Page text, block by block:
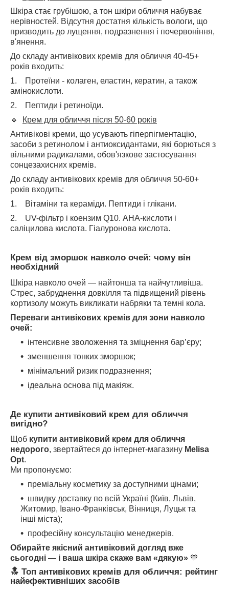
Шкіра стає грубішою, а тон шкіри обличчя набуває
нерівностей. Відсутня достатня кількість вологи, що
призводить до лущення, подразнення і почервоніння,
в'янення.
До складу антивікових кремів для обличчя 40-45+
років входить:
1. Протеїни - колаген, еластин, кератин, а також
амінокислоти.
2. Пептиди і ретиноїди.
🔹
Крем для обличчя після 50-60 років
Антивікові креми, що усувають гіперпігментацію,
засоби з ретинолом і антиоксидантами, які борються з
вільними радикалами, обов'язкове застосування
сонцезахисних кремів.
До складу антивікових кремів для обличчя 50-60+
років входить:
1. Вітаміни та кераміди. Пептиди і глікани.
2. UV-фільтр і коензим Q10. АНА-кислоти і
саліцилова кислота. Гіалуронова кислота.
Крем від зморшок навколо очей: чому він
необхідний
Шкіра навколо очей — найтонша та найчутливіша.
Стрес, забруднення довкілля та підвищений рівень
кортизолу можуть викликати набряки та темні кола.
Переваги антивікових кремів для зони навколо
очей:
інтенсивне зволоження та зміцнення бар’єру;
зменшення тонких зморшок;
мінімальний ризик подразнення;
ідеальна основа під макіяж.
Де купити антивіковий крем для обличчя
вигідно?
Щоб купити антивіковий крем для обличчя
недорого, звертайтеся до інтернет-магазину Melisa
Opt.
Ми пропонуємо:
преміальну косметику за доступними цінами;
швидку доставку по всій Україні (Київ, Львів,
Житомир, Івано-Франківськ, Вінниця, Луцьк та
інші міста);
професійну консультацію менеджерів.
Обирайте якісний антивіковий догляд вже
сьогодні — і ваша шкіра скаже вам «дякую» 💙
🔝 Топ антивікових кремів для обличчя: рейтинг
найефективніших засобів